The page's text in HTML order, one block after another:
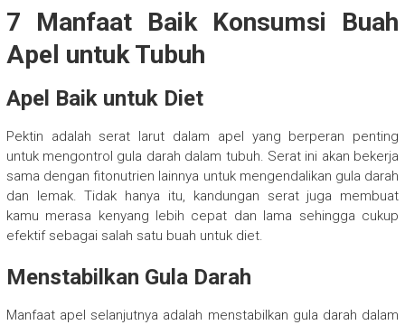
7 Manfaat Baik Konsumsi Buah
Apel untuk Tubuh
Apel Baik untuk Diet
Pektin adalah serat larut dalam apel yang berperan penting
untuk mengontrol gula darah dalam tubuh. Serat ini akan bekerja
sama dengan fitonutrien lainnya untuk mengendalikan gula darah
dan lemak. Tidak hanya itu, kandungan serat juga membuat
kamu merasa kenyang lebih cepat dan lama sehingga cukup
efektif sebagai salah satu buah untuk diet.
Menstabilkan Gula Darah
Manfaat apel selanjutnya adalah menstabilkan gula darah dalam